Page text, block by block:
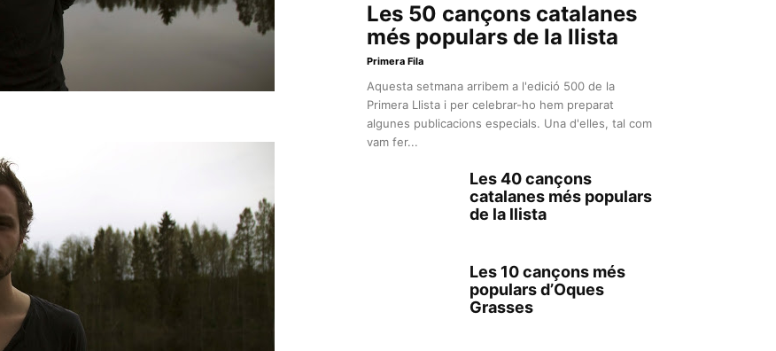
Les 50 cançons catalanes
més populars de la llista
Primera Fila
Aquesta setmana arribem a l'edició 500 de la
Primera Llista i per celebrar-ho hem preparat
algunes publicacions especials. Una d'elles, tal com
vam fer...
Les 40 cançons
catalanes més populars
de la llista
Les 10 cançons més
populars d’Oques
Grasses